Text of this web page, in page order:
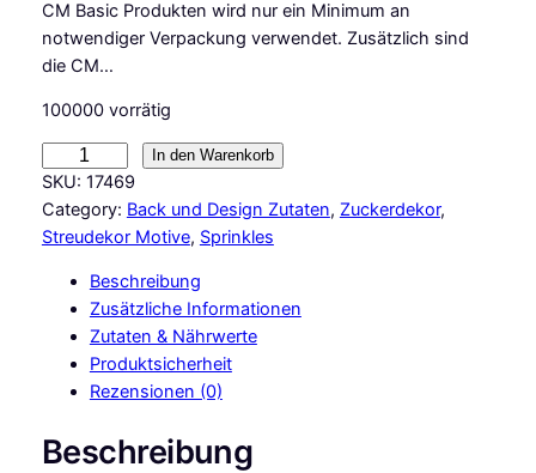
CM Basic Produkten wird nur ein Minimum an
notwendiger Verpackung verwendet. Zusätzlich sind
die CM…
100000 vorrätig
M
B
a
In den Warenkorb
SKU: 17469
Category: Back und Design Zutaten, Zuckerdekor
Streudekor Motive, Sprinkles
Beschreibung
Zusätzliche Informationen
Zutaten & Nährwerte
Produktsicherheit
Rezensionen (0)
Beschreibung